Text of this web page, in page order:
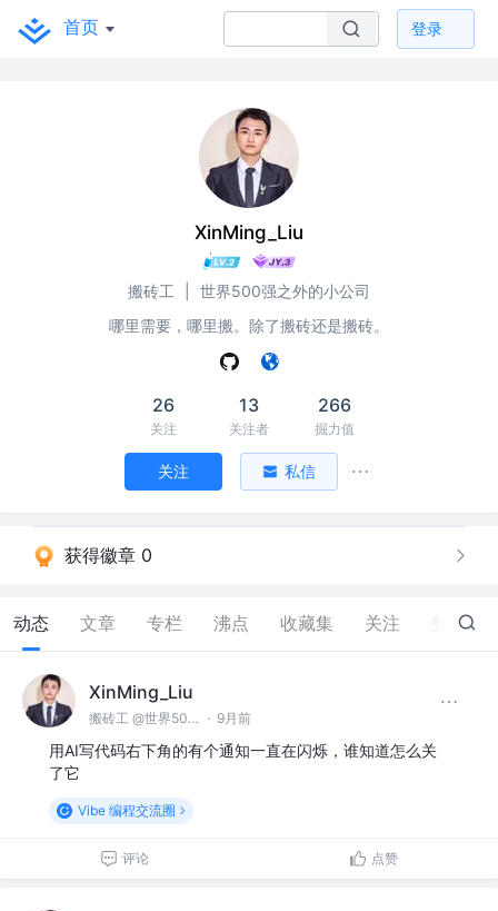
首页 登录
XinMing_Liu
搬砖工
世界500强之外的小公司
哪里需要，哪里搬。除了搬砖还是搬砖。
26
关注
13
关注者
266
掘力值
关注 私信
获得徽章 0
动态 文章 专栏 沸点 收藏集 关注 5
XinMing_Liu
搬砖工 @世界500强之外的小公司 · 9月前
用AI写代码右下角的有个通知一直在闪烁，谁知道怎么关
了它
Vibe 编程交流圈
评论 点赞